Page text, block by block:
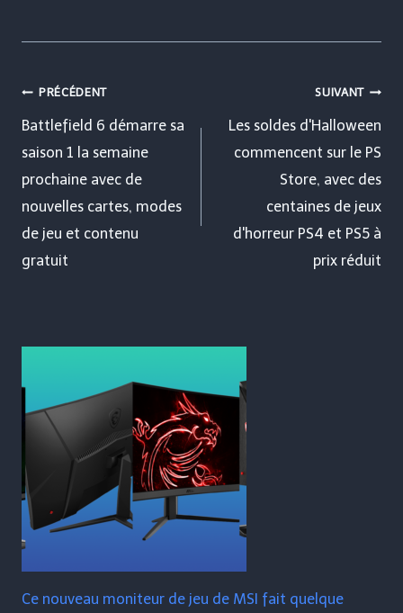
Navigation
de
l’article
PRÉCÉDENT
Battlefield 6 démarre sa
saison 1 la semaine
prochaine avec de
nouvelles cartes, modes
de jeu et contenu
gratuit
SUIVANT
Les soldes d'Halloween
commencent sur le PS
Store, avec des
centaines de jeux
d'horreur PS4 et PS5 à
prix réduit
Ce nouveau moniteur de jeu de MSI fait quelque